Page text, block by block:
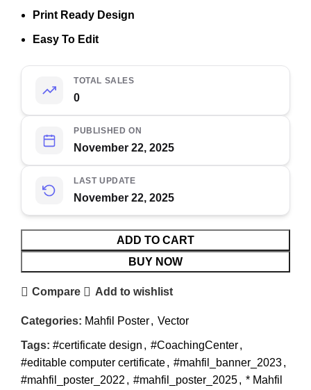
Print Ready Design
Easy To Edit
TOTAL SALES
0
PUBLISHED ON
November 22, 2025
LAST UPDATE
November 22, 2025
ADD TO CART
BUY NOW
Compare Add to wishlist
Categories: Mahfil Poster, Vector
Tags: #certificate design , #CoachingCenter,
#editable computer certificate, #mahfil_banner_2023,
#mahfil_poster_2022 , #mahfil_poster_2025, * Mahfil